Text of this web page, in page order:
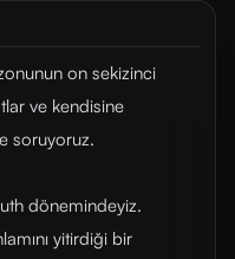
on sekizinci
ve kendisine
soruyoruz.
dönemindeyiz.
yitirdiği bir